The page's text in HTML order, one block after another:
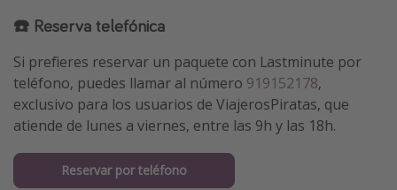
☎️ Reserva telefónica
Si prefieres reservar un paquete con Lastminute por
teléfono, puedes llamar al número 919152178,
exclusivo para los usuarios de ViajerosPiratas, que
atiende de lunes a viernes, entre las 9h y las 18h.
Reservar por teléfono